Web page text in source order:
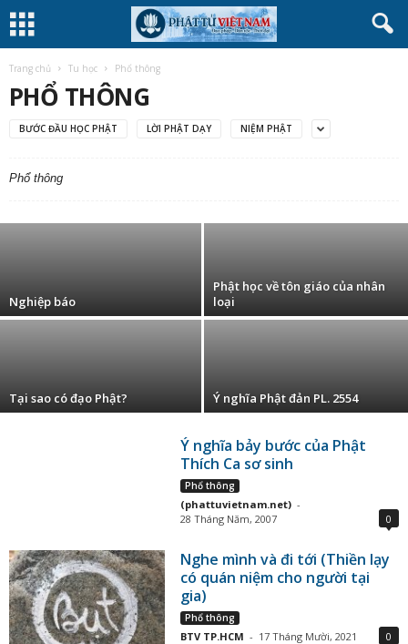
Trang chủ Tu học Phổ thông
PHỔ THÔNG
BƯỚC ĐẦU HỌC PHẬT LỜI PHẬT DẠY NIỆM PHẬT
Phổ thông
Ý nghĩa nhẫn nhục của đạo Phật
Nghiệp báo
Phật học về tôn giáo của nhân
loại
Tại sao có đạo Phật? Ý nghĩa Phật đản PL. 2554
Ý nghĩa bảy bước của Phật
Thích Ca sơ sinh
Phổ thông
(phattuvietnam.net) -
28 Tháng Năm, 2007
0
Nghe mình và đi tới (Thiền lạy
có quán niệm cho người tại
gia)
Phổ thông
BTV TP.HCM - 17 Tháng Mười, 2021 0